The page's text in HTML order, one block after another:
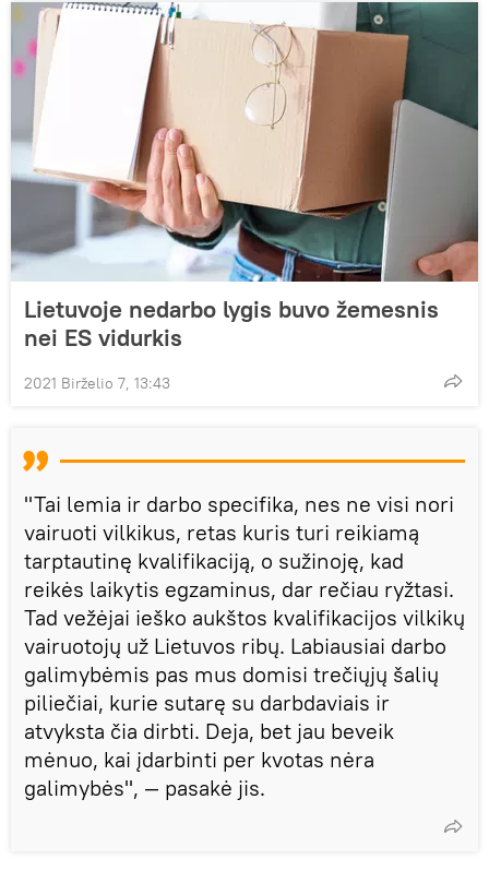
Lietuvoje nedarbo lygis buvo žemesnis
nei ES vidurkis
2021 Birželio 7, 13:43
"Tai lemia ir darbo specifika, nes ne visi nori
vairuoti vilkikus, retas kuris turi reikiamą
tarptautinę kvalifikaciją, o sužinoję, kad
reikės laikytis egzaminus, dar rečiau ryžtasi.
Tad vežėjai ieško aukštos kvalifikacijos vilkikų
vairuotojų už Lietuvos ribų. Labiausiai darbo
galimybėmis pas mus domisi trečiųjų šalių
piliečiai, kurie sutarę su darbdaviais ir
atvyksta čia dirbti. Deja, bet jau beveik
mėnuo, kai įdarbinti per kvotas nėra
galimybės", — pasakė jis.